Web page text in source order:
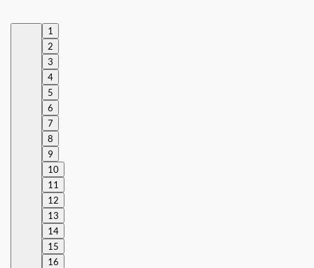
1
2
3
4
5
6
7
8
9
10
11
12
13
14
15
16